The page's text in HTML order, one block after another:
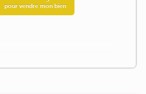
pour vendre mon bien